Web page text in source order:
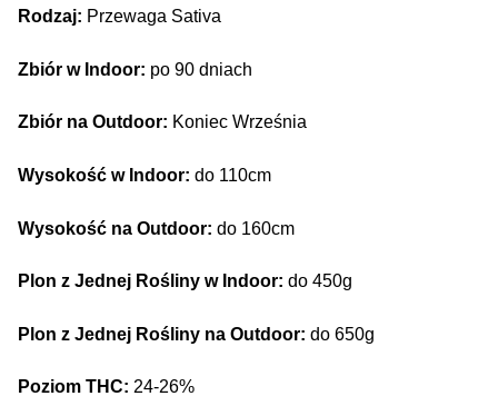
Rodzaj: Przewaga Sativa
Zbiór w Indoor: po 90 dniach
Zbiór na Outdoor: Koniec Września
Wysokość w Indoor: do 110cm
Wysokość na Outdoor: do 160cm
Plon z Jednej Rośliny w Indoor: do 450g
Plon z Jednej Rośliny na Outdoor: do 650g
Poziom THC: 24-26%